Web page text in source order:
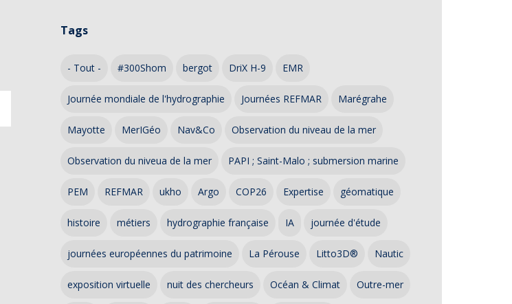
Tags
- Tout - #300Shom bergot DriX H-9 EMR
Journée mondiale de l'hydrographie Journées REFMAR Marégrahe
Mayotte MerIGéo Nav&Co Observation du niveau de la mer
Observation du niveua de la mer PAPI ; Saint-Malo ; submersion marine
PEM REFMAR ukho Argo COP26 Expertise géomatique
histoire métiers hydrographie française IA journée d'étude
journées européennes du patrimoine La Pérouse Litto3D® Nautic
exposition virtuelle nuit des chercheurs Océan & Climat Outre-mer